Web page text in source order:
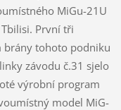
MiGu-21U
První tři
brány tohoto podniku
závodu č.31 sjelo
výrobní program
model MiG-